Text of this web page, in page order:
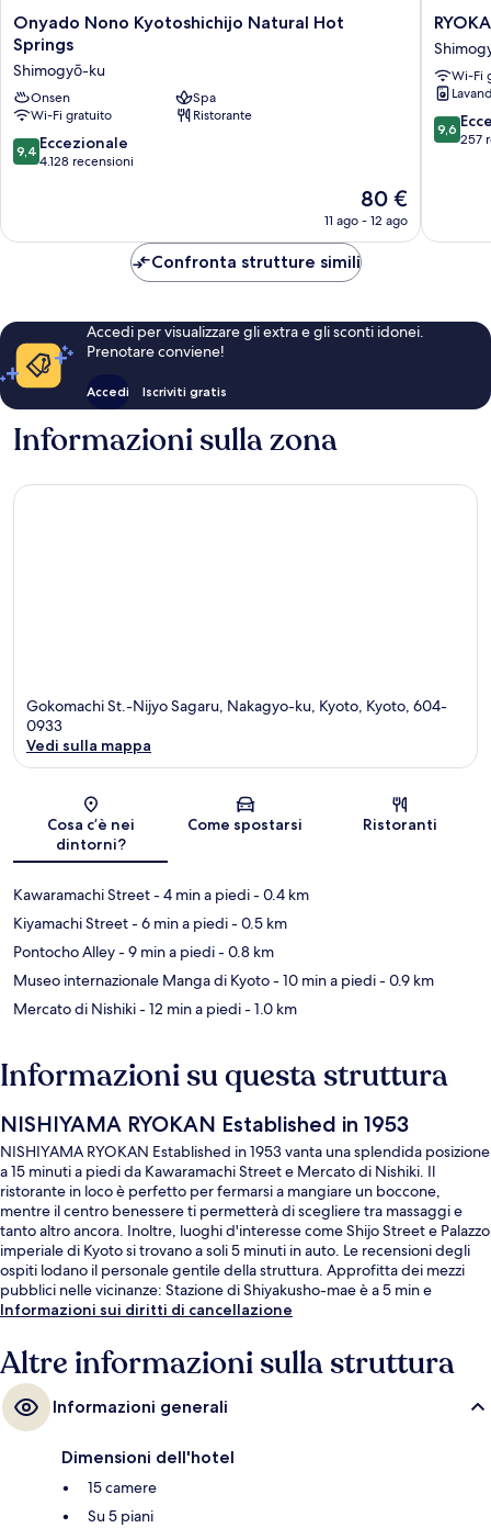
Onyado
Nono
Kyotoshichijo
Natural
Hot
Springs
Shimogyō-
ku
Onyado Nono Kyotoshichijo Natural Hot
Springs
Shimogyō-ku
Onsen
Spa
Wi-Fi gratuito
Ristorante
9.4
su
recensioni
9,4 Eccezionale
4.128 recensioni
Il
prezzo
attuale
è
80 €
80 €
11 ago - 12 ago
KYOTO
ku
Wi-Fi
9.6
su
9,6
257
Confronta strutture simili
Accedi per visualizzare gli extra e gli sconti idonei.
Prenotare conviene!
Accedi Iscriviti gratis
Informazioni sulla zona
Gokomachi St.-Nijyo Sagaru, Nakagyo-ku, Kyoto, Kyoto, 604-
0933
Vedi sulla mappa
Cosa c’è nei
dintorni?
Come spostarsi Ristoranti
Kawaramachi Street- 4 min a piedi- 0.4 km
Kiyamachi Street- 6 min a piedi- 0.5 km
Pontocho Alley- 9 min a piedi- 0.8 km
Museo internazionale Manga di Kyoto- 10 min a piedi- 0.9 km
Mercato di Nishiki- 12 min a piedi- 1.0 km
Informazioni su questa struttura
NISHIYAMA RYOKAN Established in 1953
NISHIYAMA RYOKAN Established in 1953 vanta una splendida posizione
a 15 minuti a piedi da Kawaramachi Street e Mercato di Nishiki. Il
ristorante in loco è perfetto per fermarsi a mangiare un boccone,
mentre il centro benessere ti permetterà di scegliere tra massaggi e
tanto altro ancora. Inoltre, luoghi d'interesse come Shijo Street e Palazzo
imperiale di Kyoto si trovano a soli 5 minuti in auto. Le recensioni degli
ospiti lodano il personale gentile della struttura. Approfitta dei mezzi
pubblici nelle vicinanze: Stazione di Shiyakusho-mae è a 5 min e
Stazione di Karasuma-Oike a 10 min a piedi.
Informazioni sui diritti di cancellazione
Altre informazioni sulla struttura
Informazioni generali
Dimensioni dell'hotel
15 camere
Su 5 piani